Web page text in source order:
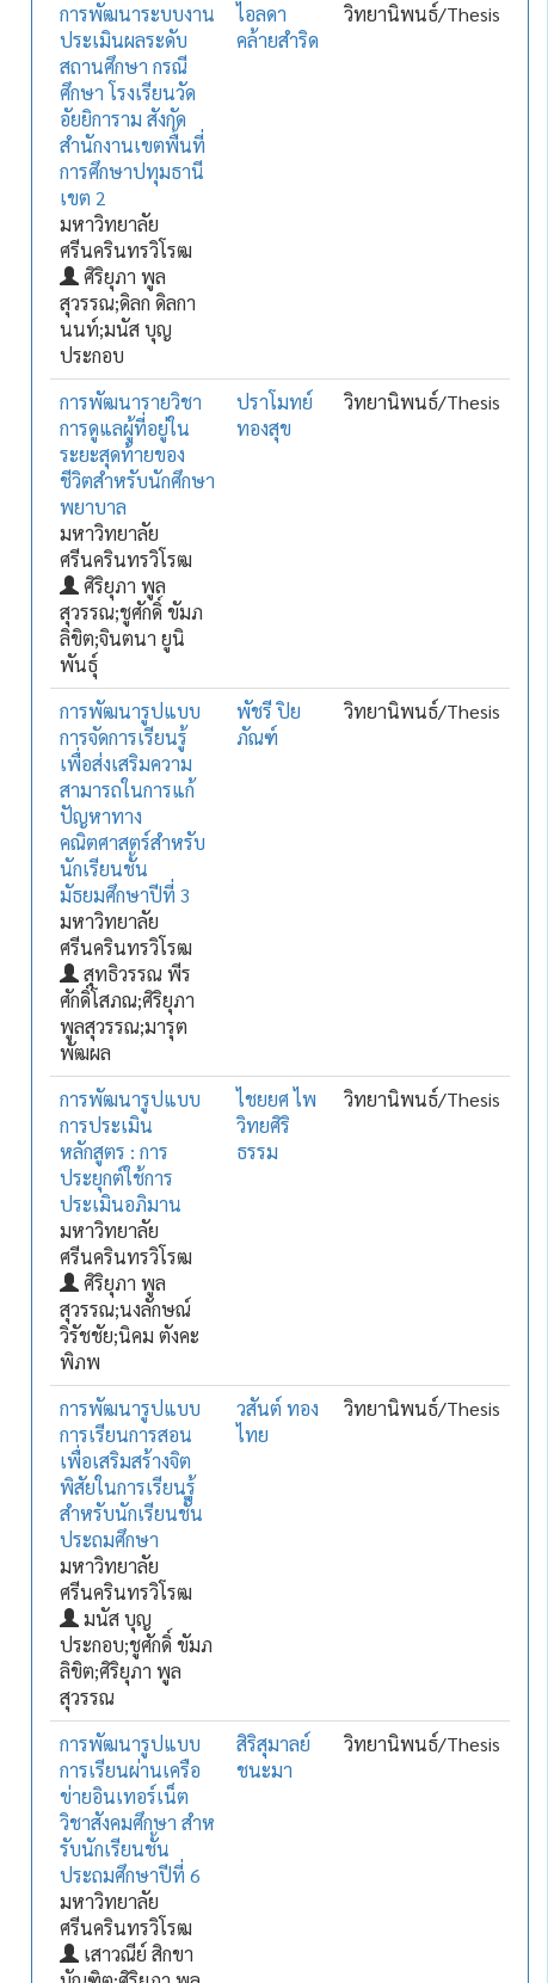
การพัฒนาระบบงาน
ประเมินผลระดับ
สถานศึกษา กรณี
ศึกษา โรงเรียนวัด
อัยยิการาม สังกัด
สำนักงานเขตพื้นที่
การศึกษาปทุมธานี
เขต 2
มหาวิทยาลัย
ศรีนครินทรวิโรฒ
ศิริยุภา พูล
สุวรรณ;ดิลก ดิลกา
นนท์;มนัส บุญ
ประกอบ
ไอลดา
คล้ายสำริด
วิทยานิพนธ์/Thesis
การพัฒนารายวิชา
การดูแลผู้ที่อยู่ใน
ระยะสุดท้ายของ
ชีวิตสำหรับนักศึกษา
พยาบาล
มหาวิทยาลัย
ศรีนครินทรวิโรฒ
ศิริยุภา พูล
สุวรรณ;ชูศักดิ์ ขัมภ
ลิขิต;จินตนา ยูนิ
พันธุ์
ปราโมทย์
ทองสุข
วิทยานิพนธ์/Thesis
การพัฒนารูปแบบ
การจัดการเรียนรู้
เพื่อส่งเสริมความ
สามารถในการแก้
ปัญหาทาง
คณิตศาสตร์สำหรับ
นักเรียนชั้น
มัธยมศึกษาปีที่ 3
มหาวิทยาลัย
ศรีนครินทรวิโรฒ
สุทธิวรรณ พีร
ศักดิ์โสภณ;ศิริยุภา
พูลสุวรรณ;มารุต
พัฒผล
พัชรี ปิย
ภัณฑ์
วิทยานิพนธ์/Thesis
การพัฒนารูปแบบ
การประเมิน
หลักสูตร : การ
ประยุกต์ใช้การ
ประเมินอภิมาน
มหาวิทยาลัย
ศรีนครินทรวิโรฒ
ศิริยุภา พูล
สุวรรณ;นงลักษณ์
วิรัชชัย;นิคม ตังคะ
พิภพ
ไชยยศ ไพ
วิทยศิริ
ธรรม
วิทยานิพนธ์/Thesis
การพัฒนารูปแบบ
การเรียนการสอน
เพื่อเสริมสร้างจิต
พิสัยในการเรียนรู้
สําหรับนักเรียนชั้น
ประถมศึกษา
มหาวิทยาลัย
ศรีนครินทรวิโรฒ
มนัส บุญ
ประกอบ;ชูศักดิ์ ขัมภ
ลิขิต;ศิริยุภา พูล
สุวรรณ
วสันต์ ทอง
ไทย
วิทยานิพนธ์/Thesis
การพัฒนารูปแบบ
การเรียนผ่านเครือ
ข่ายอินเทอร์เน็ต
วิชาสังคมศึกษา สําห
รับนักเรียนชั้น
ประถมศึกษาปีที่ 6
มหาวิทยาลัย
ศรีนครินทรวิโรฒ
เสาวณีย์ สิกขา
สิริสุมาลย์
ชนะมา
วิทยานิพนธ์/Thesis